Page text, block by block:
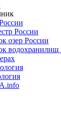
России
озер России
водохранилищ